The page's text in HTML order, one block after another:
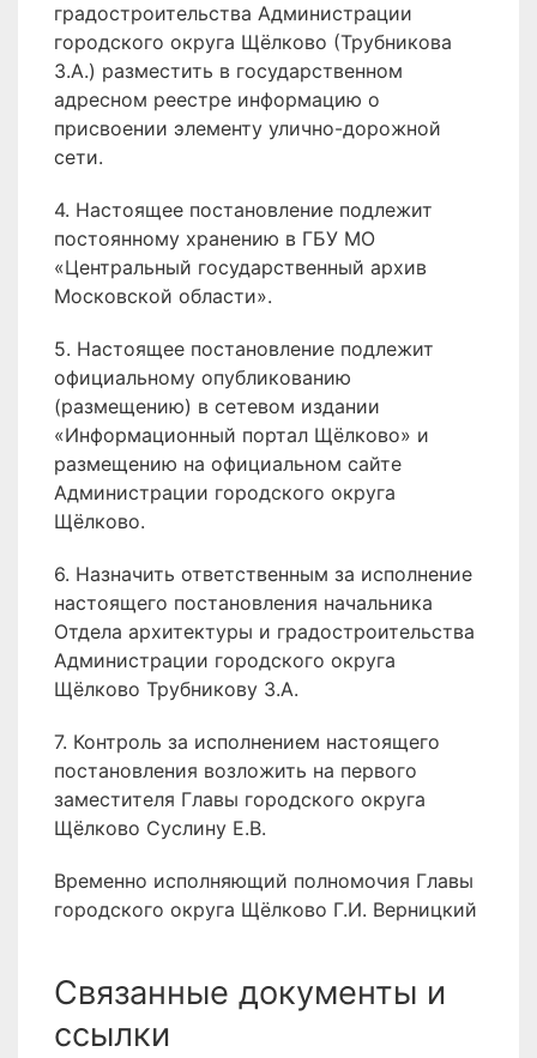
градостроительства Администрации
городского округа Щёлково (Трубникова
З.А.) разместить в государственном
адресном реестре информацию о
присвоении элементу улично-дорожной
сети.
4. Настоящее постановление подлежит
постоянному хранению в ГБУ МО
«Центральный государственный архив
Московской области».
5. Настоящее постановление подлежит
официальному опубликованию
(размещению) в сетевом издании
«Информационный портал Щёлково» и
размещению на официальном сайте
Администрации городского округа
Щёлково.
6. Назначить ответственным за исполнение
настоящего постановления начальника
Отдела архитектуры и градостроительства
Администрации городского округа
Щёлково Трубникову З.А.
7. Контроль за исполнением настоящего
постановления возложить на первого
заместителя Главы городского округа
Щёлково Суслину Е.В.
Временно исполняющий полномочия Главы
городского округа Щёлково Г.И. Верницкий
Связанные документы и
ссылки